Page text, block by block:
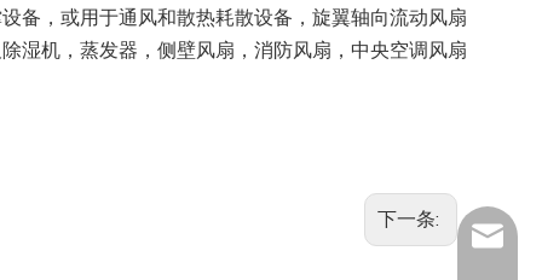
备，或用于通风和散热耗散设备，旋翼轴向流动风扇
湿机，蒸发器，侧壁风扇，消防风扇，中央空调风扇
下一条: